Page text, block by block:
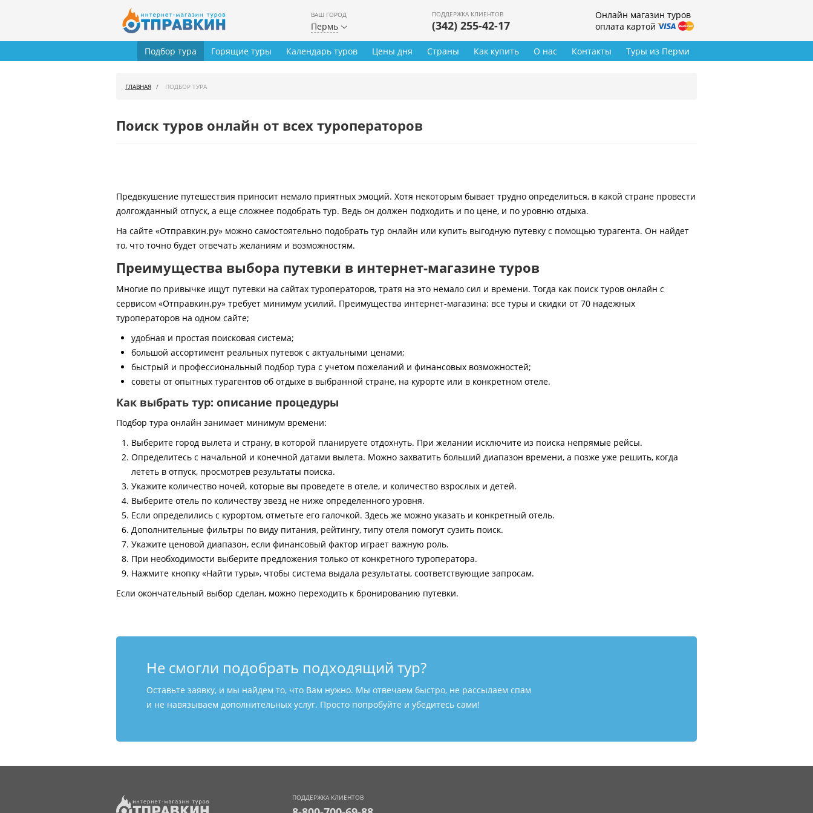
ВАШ ГОРОД
Пермь
ПОДДЕРЖКА КЛИЕНТОВ
(342) 255-42-17
Онлайн магазин туров
оплата картой
Туры из Перми
Подбор тура Горящие туры Календарь туров Цены дня Страны Как купить О нас Контакты
ГЛАВНАЯ ПОДБОР ТУРА
Поиск туров онлайн от всех туроператоров
Предвкушение путешествия приносит немало приятных эмоций. Хотя некоторым бывает трудно определиться, в какой стране провести
долгожданный отпуск, а еще сложнее подобрать тур. Ведь он должен подходить и по цене, и по уровню отдыха.
На сайте «Отправкин.ру» можно самостоятельно подобрать тур онлайн или купить выгодную путевку с помощью турагента. Он найдет
то, что точно будет отвечать желаниям и возможностям.
Преимущества выбора путевки в интернет-магазине туров
Многие по привычке ищут путевки на сайтах туроператоров, тратя на это немало сил и времени. Тогда как поиск туров онлайн с
сервисом «Отправкин.ру» требует минимум усилий. Преимущества интернет-магазина: все туры и скидки от 70 надежных
туроператоров на одном сайте;
удобная и простая поисковая система;
большой ассортимент реальных путевок с актуальными ценами;
быстрый и профессиональный подбор тура с учетом пожеланий и финансовых возможностей;
советы от опытных турагентов об отдыхе в выбранной стране, на курорте или в конкретном отеле.
Как выбрать тур: описание процедуры
Подбор тура онлайн занимает минимум времени:
Выберите город вылета и страну, в которой планируете отдохнуть. При желании исключите из поиска непрямые рейсы.
Определитесь с начальной и конечной датами вылета. Можно захватить больший диапазон времени, а позже уже решить, когда
лететь в отпуск, просмотрев результаты поиска.
Укажите количество ночей, которые вы проведете в отеле, и количество взрослых и детей.
Выберите отель по количеству звезд не ниже определенного уровня.
Если определились с курортом, отметьте его галочкой. Здесь же можно указать и конкретный отель.
Дополнительные фильтры по виду питания, рейтингу, типу отеля помогут сузить поиск.
Укажите ценовой диапазон, если финансовый фактор играет важную роль.
При необходимости выберите предложения только от конкретного туроператора.
Нажмите кнопку «Найти туры», чтобы система выдала результаты, соответствующие запросам.
Если окончательный выбор сделан, можно переходить к бронированию путевки.
Не смогли подобрать подходящий тур?
Оставьте заявку, и мы найдем то, что Вам нужно. Мы отвечаем быстро, не рассылаем спам
и не навязываем дополнительных услуг. Просто попробуйте и убедитесь сами!
ПОДДЕРЖКА КЛИЕНТОВ